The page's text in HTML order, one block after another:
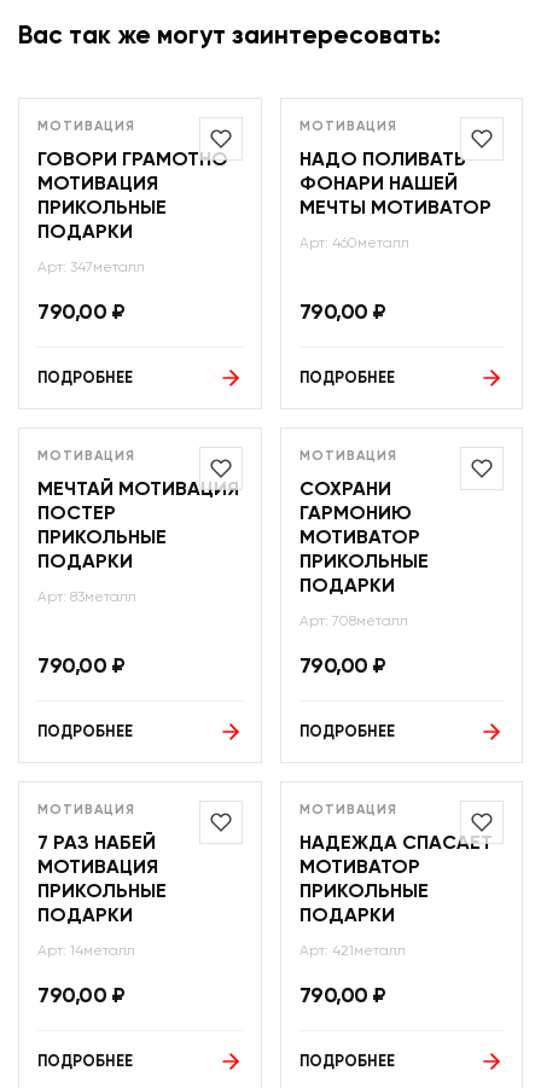
Вас так же могут заинтересовать:
МОТИВАЦИЯ
ГОВОРИ ГРАМОТНО
МОТИВАЦИЯ
ПРИКОЛЬНЫЕ
ПОДАРКИ
Арт: 347металл
790,00 ₽
ПОДРОБНЕЕ
МОТИВАЦИЯ
НАДО ПОЛИВАТЬ
ФОНАРИ НАШЕЙ
МЕЧТЫ МОТИВАТОР
Арт: 460металл
790,00 ₽
ПОДРОБНЕЕ
МОТИВАЦИЯ
МЕЧТАЙ МОТИВАЦИЯ
ПОСТЕР
ПРИКОЛЬНЫЕ
ПОДАРКИ
Арт: 83металл
790,00 ₽
ПОДРОБНЕЕ
МОТИВАЦИЯ
СОХРАНИ
ГАРМОНИЮ
МОТИВАТОР
ПРИКОЛЬНЫЕ
ПОДАРКИ
Арт: 708металл
790,00 ₽
ПОДРОБНЕЕ
МОТИВАЦИЯ
7 РАЗ НАБЕЙ
МОТИВАЦИЯ
ПРИКОЛЬНЫЕ
ПОДАРКИ
Арт: 14металл
790,00 ₽
ПОДРОБНЕЕ
МОТИВАЦИЯ
НАДЕЖДА СПАСАЕТ
МОТИВАТОР
ПРИКОЛЬНЫЕ
ПОДАРКИ
Арт: 421металл
790,00 ₽
ПОДРОБНЕЕ